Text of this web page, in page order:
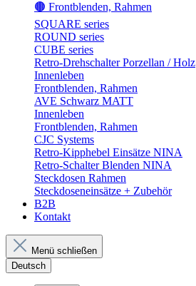
🟤 Frontblenden, Rahmen
SQUARE series
ROUND series
CUBE series
Retro-Drehschalter Porzellan / Holz
Innenleben
Frontblenden, Rahmen
AVE Schwarz MATT
Innenleben
Frontblenden, Rahmen
CJC Systems
Retro-Kipphebel Einsätze NINA
Retro-Schalter Blenden NINA
Steckdosen Rahmen
Steckdoseneinsätze + Zubehör
B2B
Kontakt
Menü schließen
Deutsch